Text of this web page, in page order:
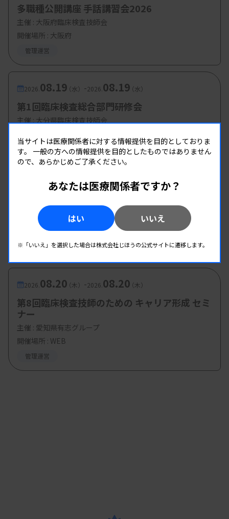
多職種公開講座 手話講習会2026
主催 : 大阪府臨床検査技師会
開催場所 : 大阪府
管理運営
2026.08.19（水） -2026.08.19（水）
第1回臨床検査総合部門研修会
主催 :大分県臨床検査技師会
管理運営
08.19（水）-2026.08.19（水）
第2回 県南地区研修会
熊本県臨床検査技師会
開催場所 : WEB
管理運営
2026.08.20（木） -2026.08.20（木）
第8回臨床検査技師のための キャリア形成 セミ
ナー
主催 : 愛知県有志グループ
開催場所 : WEB
管理運営
当サイトは医療関係者に対する情報提供を目的としておりま
す。 一般の方への情報提供を目的としたものではありません
ので、あらかじめご了承ください。
あなたは医療関係者ですか？
はい いいえ
※「いいえ」を選択した場合は株式会社じほうの公式サイトに遷移します。